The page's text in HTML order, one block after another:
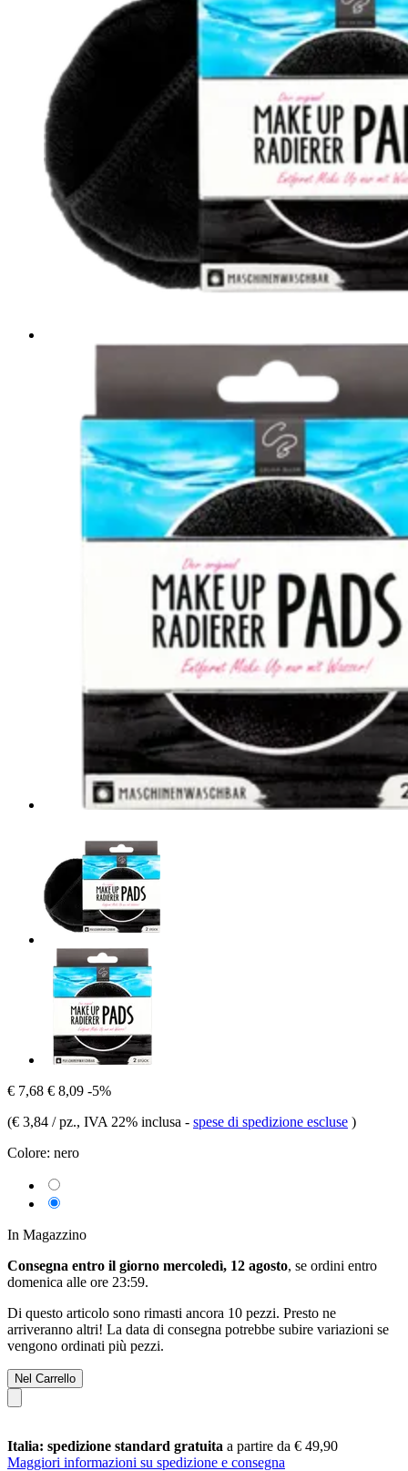
€ 7,68 € 8,09 -5%
(€ 3,84 / pz., IVA 22% inclusa - spese di spedizione escluse )
Colore: nero
In Magazzino
Consegna entro il giorno mercoledì, 12 agosto, se ordini entro
domenica alle ore 23:59.
Di questo articolo sono rimasti ancora 10 pezzi. Presto ne
arriveranno altri! La data di consegna potrebbe subire variazioni se
vengono ordinati più pezzi.
Nel Carrello
Italia: spedizione standard gratuita a partire da € 49,90
Maggiori informazioni su spedizione e consegna